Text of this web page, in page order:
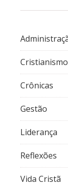
Cristianismo
Crônicas
Gestão
Liderança
Reflexões
Vida Cristã